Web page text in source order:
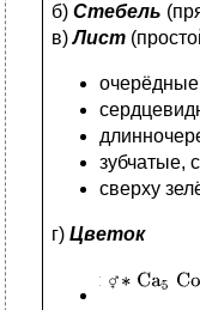
б) Стебель
в)Лист
зубчатые,
сверху
г) Цветок